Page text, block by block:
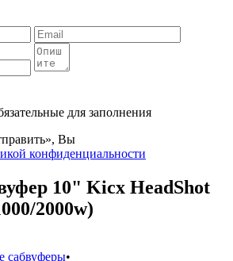
для заполнения
Вы
конфиденциальности
10" Kicx HeadShot
2000w)
сабвуферы•